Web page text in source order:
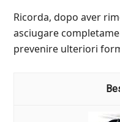
Ricorda, dopo aver
asciugare
prevenire ulteriori